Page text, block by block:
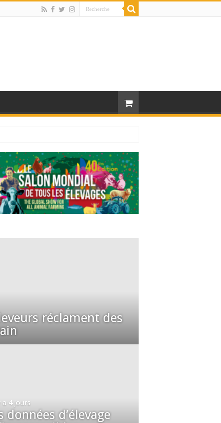
réclament des
a 4 jours
données d’élevage